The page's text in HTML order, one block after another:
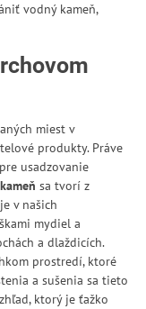
vodný kameň,
miest v
produkty. Práve
usadzovanie
sa tvorí z
v našich
mydiel a
a dlaždicích.
prostredí, ktoré
a sušenia sa tieto
ktorý je ťažko